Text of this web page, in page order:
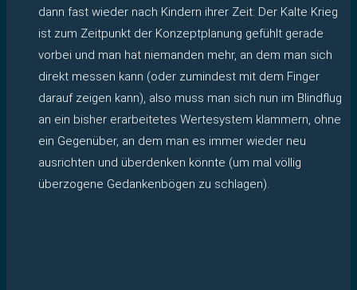
dann fast wieder nach Kindern ihrer Zeit: Der Kalte Krieg
ist zum Zeitpunkt der Konzeptplanung gefühlt gerade
vorbei und man hat niemanden mehr, an dem man sich
direkt messen kann (oder zumindest mit dem Finger
darauf zeigen kann), also muss man sich nun im Blindflug
an ein bisher erarbeitetes Wertesystem klammern, ohne
ein Gegenüber, an dem man es immer wieder neu
ausrichten und überdenken könnte (um mal völlig
überzogene Gedankenbögen zu schlagen).